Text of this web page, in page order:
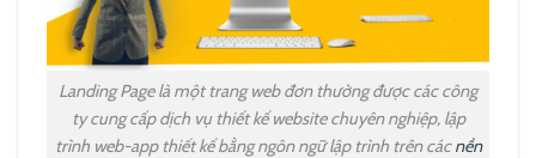
Landing Page là một trang web đơn thường được các công
ty cung cấp dịch vụ thiết kế website chuyên nghiệp, lập
trình web-app thiết kế bằng ngôn ngữ lập trình trên cácnền